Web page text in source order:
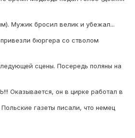
Мужик бросил велик и убежал...
бюргера со стволом
сцены. Посередь поляны на
Оказывается, он в цирке работал в
газеты писали, что немец